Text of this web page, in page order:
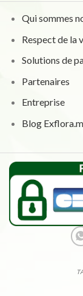
Qui sommes
Respect de la
Solutions de
Partenaires
Entreprise
Blog